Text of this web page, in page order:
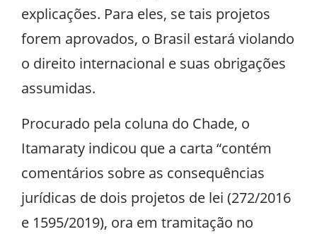
explicações. Para eles, se tais projetos
forem aprovados, o Brasil estará violando
o direito internacional e suas obrigações
assumidas.
Procurado pela coluna do Chade, o
Itamaraty indicou que a carta “contém
comentários sobre as consequências
jurídicas de dois projetos de lei (272/2016
e 1595/2019), ora em tramitação no